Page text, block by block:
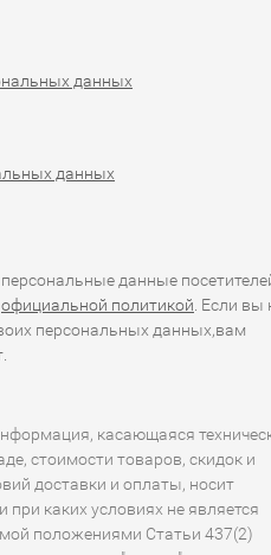
данных
данных
данные
официальной политикой . Если вы
персональных данных,вам
касающаяся
стоимости товаров, скидок и
доставки и оплаты, носит
каких условиях не является
положениями Статьи 437(2)